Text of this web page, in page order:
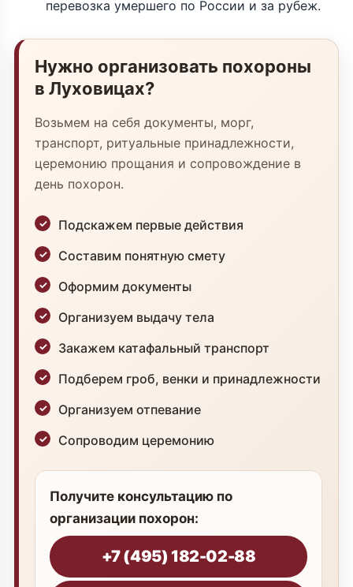
перевозка умершего по России и за рубеж.
Нужно организовать похороны
в Луховицах?
Возьмем на себя документы, морг,
транспорт, ритуальные принадлежности,
церемонию прощания и сопровождение в
день похорон.
Подскажем первые действия
Составим понятную смету
Оформим документы
Организуем выдачу тела
Закажем катафальный транспорт
Подберем гроб, венки и принадлежности
Организуем отпевание
Сопроводим церемонию
Получите консультацию по
организации похорон:
+7 (495) 182-02-88